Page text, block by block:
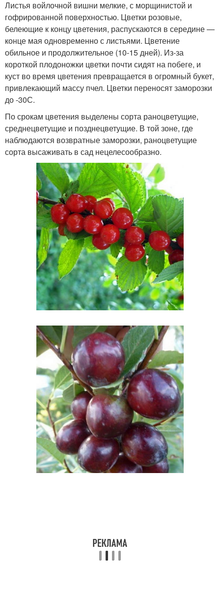
Листья войлочной вишни мелкие, с морщинистой и
гофрированной поверхностью. Цветки розовые,
белеющие к концу цветения, распускаются в середине —
конце мая одновременно с листьями. Цветение
обильное и продолжительное (10-15 дней). Из-за
короткой плодоножки цветки почти сидят на побеге, и
куст во время цветения превращается в огромный букет,
привлекающий массу пчел. Цветки переносят заморозки
до -30С.
По срокам цветения выделены сорта раноцветущие,
среднецветущие и позднецветущие. В той зоне, где
наблюдаются возвратные заморозки, раноцветущие
сорта высаживать в сад нецелесообразно.